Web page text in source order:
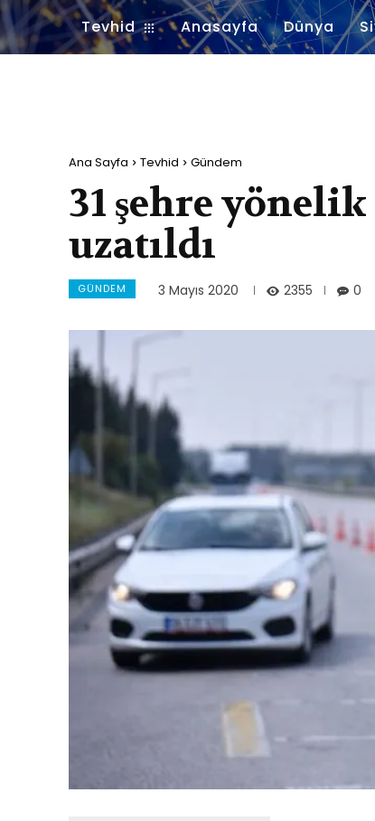
Tevhid Anasayfa Dünya
Ana Sayfa Tevhid Gündem
31 şehre yönelik
uzatıldı
GÜNDEM 3 Mayıs 2020 2355 0